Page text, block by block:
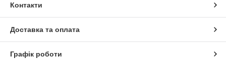
Контакти
Доставка та оплата
Графік роботи